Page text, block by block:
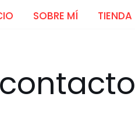
SOBRE MÍ TIENDA